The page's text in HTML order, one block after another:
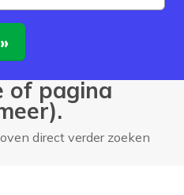
of pagina
direct verder zoeken